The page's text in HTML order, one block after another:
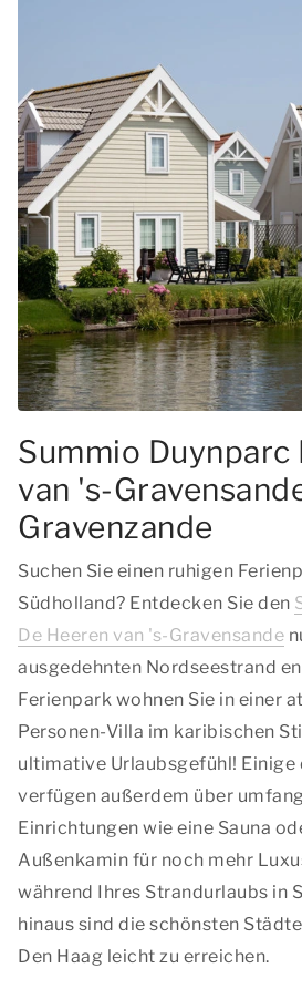
Summio Duynparc
van 's-
Gravenzande
Suchen Sie einen ruhigen
Südholland? Entdecken Sie den
De Heeren van 's-Gravensande
ausgedehnten Nordseestrand
Ferienpark wohnen Sie in einer
Personen-Villa im karibischen
ultimative Urlaubsgefühl!
verfügen außerdem über
Einrichtungen wie eine Sauna
Außenkamin für noch mehr
während Ihres Strandurlaubs in
hinaus sind die schönsten
Den Haag leicht zu erreichen.